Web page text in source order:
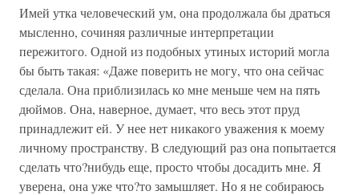
Имей утка человеческий ум, она продолжала бы драться
мысленно, сочиняя различные интерпретации
пережитого. Одной из подобных утиных историй могла
бы быть такая: «Даже поверить не могу, что она сейчас
сделала. Она приблизилась ко мне меньше чем на пять
дюймов. Она, наверное, думает, что весь этот пруд
принадлежит ей. У нее нет никакого уважения к моему
личному пространству. В следующий раз она попытается
сделать что?нибудь еще, просто чтобы досадить мне. Я
уверена, она уже что?то замышляет. Но я не собираюсь